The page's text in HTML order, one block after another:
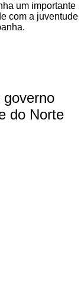
um importante
com a juventude
governo
do Norte